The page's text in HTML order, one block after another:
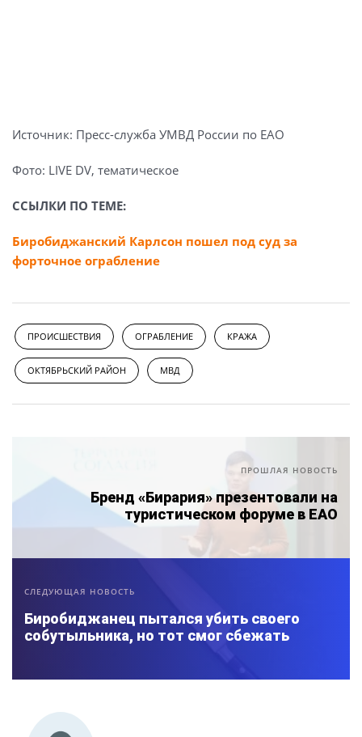
Источник: Пресс-служба УМВД России по ЕАО
Фото: LIVE DV, тематическое
ССЫЛКИ ПО ТЕМЕ:
Биробиджанский Карлсон пошел под суд за
форточное ограбление
ПРОИСШЕСТВИЯ ОГРАБЛЕНИЕ КРАЖА
ОКТЯБРЬСКИЙ РАЙОН МВД
ПРОШЛАЯ НОВОСТЬ
Бренд «Бирария» презентовали на
туристическом форуме в ЕАО
СЛЕДУЮЩАЯ НОВОСТЬ
Биробиджанец пытался убить своего
собутыльника, но тот смог сбежать